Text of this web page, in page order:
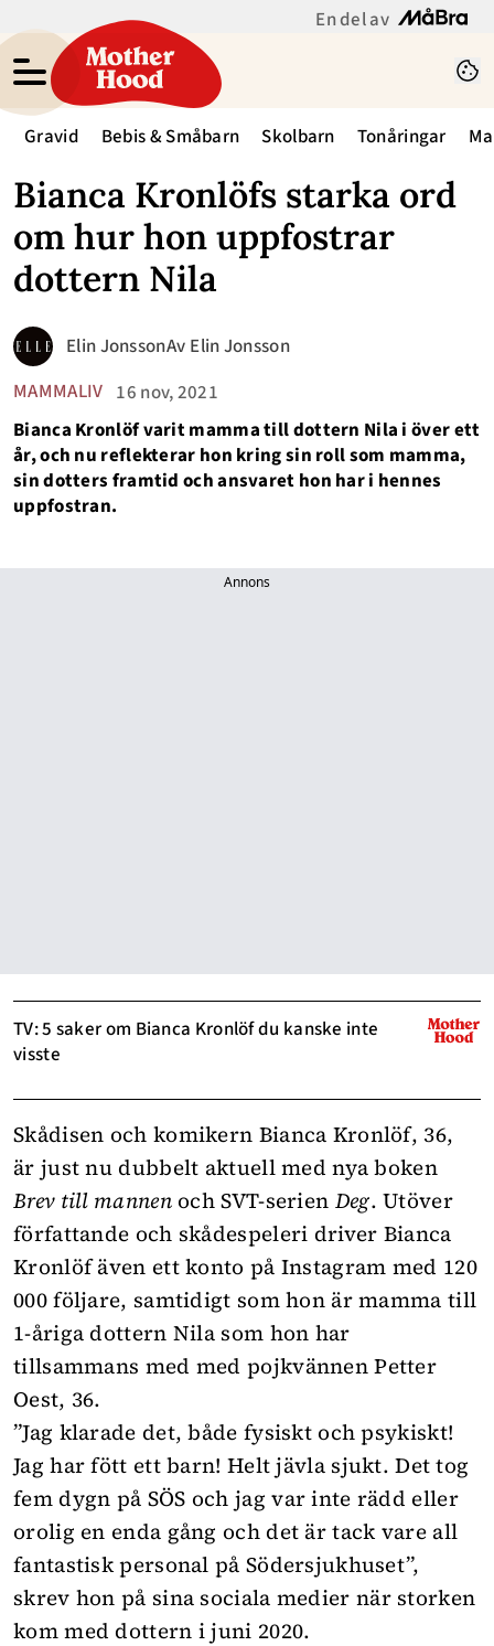
En del av
Gravid Bebis & Småbarn Skolbarn Tonåringar
Bianca Kronlöfs starka ord
om hur hon uppfostrar
dottern Nila
MAMMALIV 16 nov, 2021
Elin JonssonAv Elin Jonsson
Bianca Kronlöf varit mamma till dottern Nila i över ett
år, och nu reflekterar hon kring sin roll som mamma,
sin dotters framtid och ansvaret hon har i hennes
uppfostran.
Annons
TV: 5 saker om Bianca Kronlöf du kanske inte
visste
Skådisen och komikern Bianca Kronlöf, 36,
är just nu dubbelt aktuell med nya boken
Brev till mannenoch SVT-serien Deg. Utöver
författande och skådespeleri driver Bianca
Kronlöf även ett konto på Instagram med 120
000 följare, samtidigt som hon är mamma till
1-åriga dottern Nila som hon har
tillsammans med med pojkvännen Petter
Oest, 36.
”Jag klarade det, både fysiskt och psykiskt!
Jag har fött ett barn! Helt jävla sjukt. Det tog
fem dygn på SÖS och jag var inte rädd eller
orolig en enda gång och det är tack vare all
fantastisk personal på Södersjukhuset”,
skrev hon på sina sociala medier när storken
kom med dottern i juni 2020.